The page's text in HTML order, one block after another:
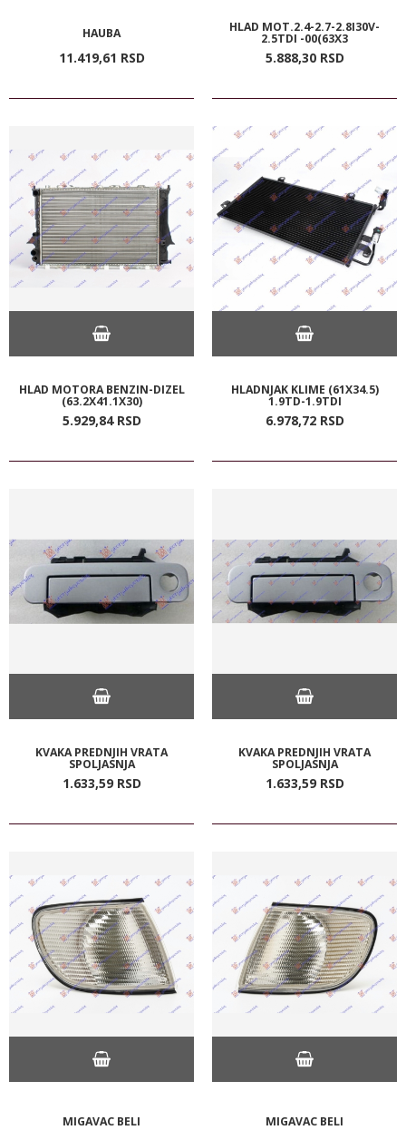
HAUBA
11.419,61 RSD
HLAD MOT.2.4-2.7-2.8I30V-
2.5TDI -00(63X3
5.888,30 RSD
HLAD MOTORA BENZIN-DIZEL
(63.2X41.1X30)
5.929,84 RSD
HLADNJAK KLIME (61X34.5)
1.9TD-1.9TDI
6.978,72 RSD
KVAKA PREDNJIH VRATA
SPOLJASNJA
1.633,59 RSD
KVAKA PREDNJIH VRATA
SPOLJASNJA
1.633,59 RSD
MIGAVAC BELI MIGAVAC BELI